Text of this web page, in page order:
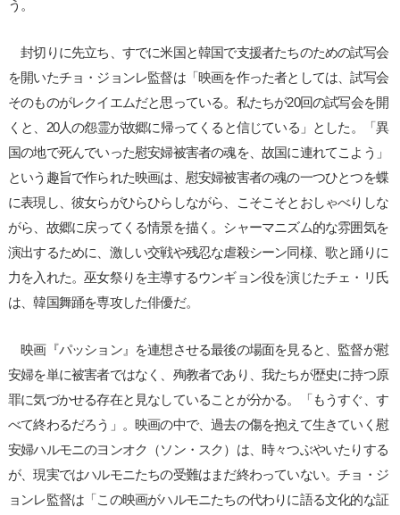
う。
封切りに先立ち、すでに米国と韓国で支援者たちのための試写会
を開いたチョ・ジョンレ監督は「映画を作った者としては、試写会
そのものがレクイエムだと思っている。私たちが20回の試写会を開
くと、20人の怨霊が故郷に帰ってくると信じている」とした。「異
国の地で死んでいった慰安婦被害者の魂を、故国に連れてこよう」
という趣旨で作られた映画は、慰安婦被害者の魂の一つひとつを蝶
に表現し、彼女らがひらひらしながら、こそこそとおしゃべりしな
がら、故郷に戻ってくる情景を描く。シャーマニズム的な雰囲気を
演出するために、激しい交戦や残忍な虐殺シーン同様、歌と踊りに
力を入れた。巫女祭りを主導するウンギョン役を演じたチェ・リ氏
は、韓国舞踊を専攻した俳優だ。
映画『パッション』を連想させる最後の場面を見ると、監督が慰
安婦を単に被害者ではなく、殉教者であり、我たちが歴史に持つ原
罪に気づかせる存在と見なしていることが分かる。「もうすぐ、す
べて終わるだろう」。映画の中で、過去の傷を抱えて生きていく慰
安婦ハルモニのヨンオク（ソン・スク）は、時々つぶやいたりする
が、現実ではハルモニたちの受難はまだ終わっていない。チョ・ジ
ョンレ監督は「この映画がハルモニたちの代わりに語る文化的な証